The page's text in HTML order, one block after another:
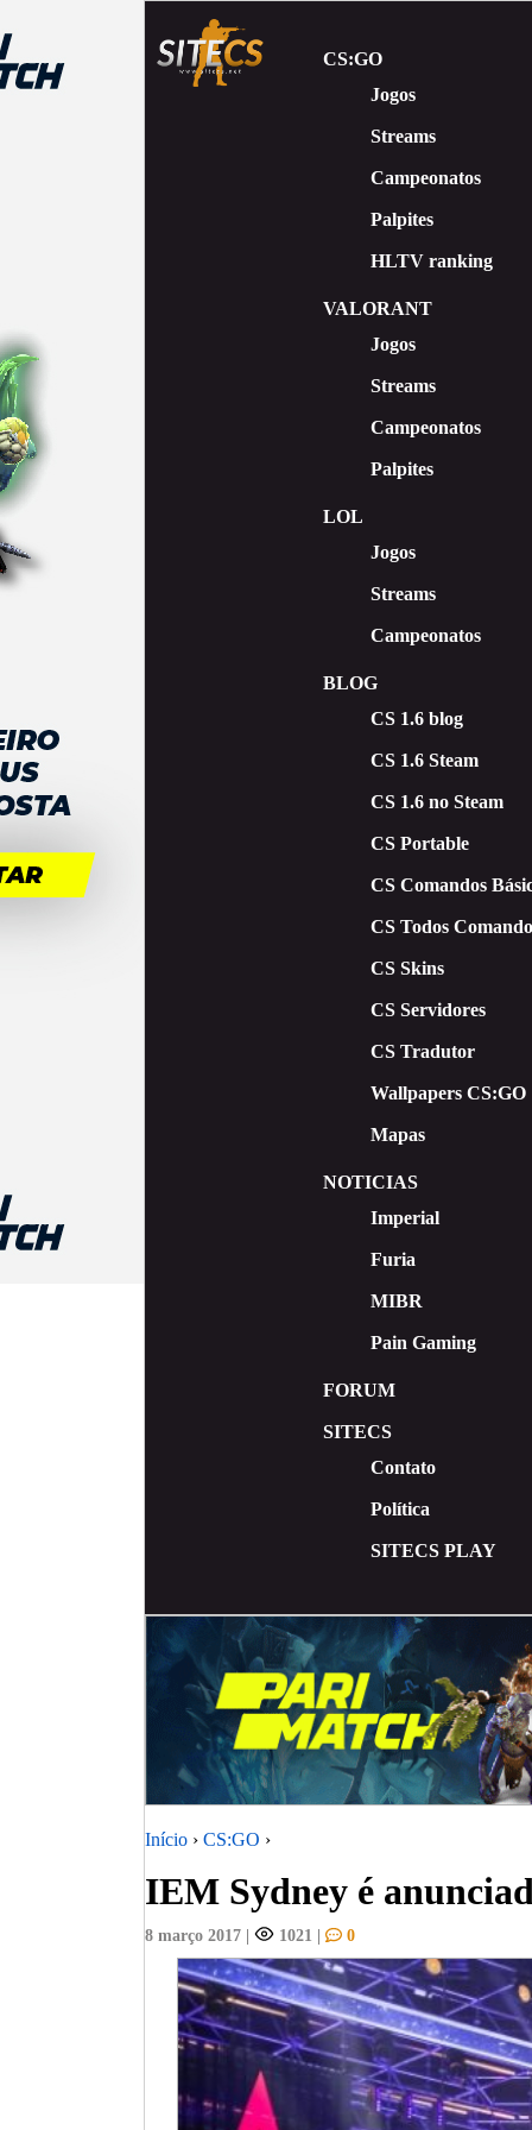
CS:GO
Jogos
Streams
Сampeonatos
Palpites
HLTV ranking
VALORANT
Jogos
Streams
Campeonatos
Palpites
LOL
Jogos
Streams
Campeonatos
BLOG
CS 1.6 blog
CS 1.6 Steam
CS 1.6 no Steam
CS Portable
CS Comandos
CS Todos
CS Skins
CS Servidores
CS Tradutor
Wallpapers CS:GO
Mapas
NOTICIAS
Imperial
Furia
MIBR
Pain Gaming
FORUM
SITECS
Contato
Política
SITECS PLAY
Início › CS:GO ›
IEM Sydney é
8 março 2017 | 1021 | 0